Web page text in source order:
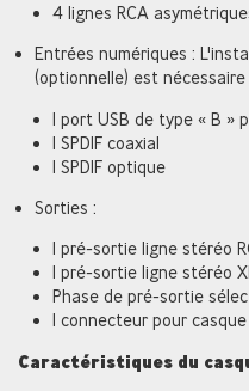
4 lignes RCA
Entrées numériques :
(optionnelle) est
1 port USB de type « B »
1 SPDIF coaxial
1 SPDIF optique
Sorties :
1 pré-sortie ligne stéréo
1 pré-sortie ligne stéréo
Phase de pré-sortie
1 connecteur pour
Caractéristiques du